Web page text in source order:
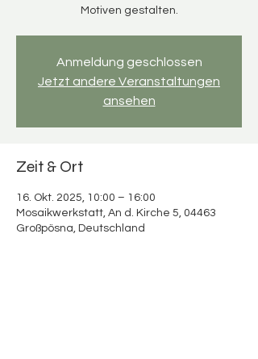
Motiven gestalten.
Anmeldung geschlossen
Jetzt andere Veranstaltungen
ansehen
Zeit & Ort
16. Okt. 2025, 10:00 – 16:00
Mosaikwerkstatt, An d. Kirche 5, 04463
Großpösna, Deutschland